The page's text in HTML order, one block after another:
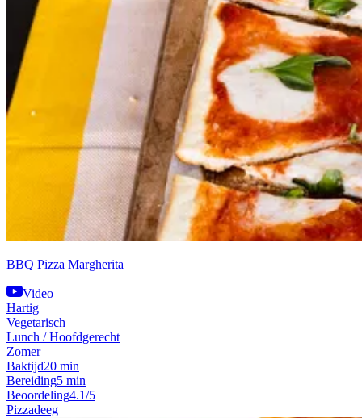
BBQ Pizza Margherita
Video
Hartig
Vegetarisch
Lunch / Hoofdgerecht
Zomer
Baktijd20 min
Bereiding5 min
Beoordeling4.1/5
Pizzadeeg